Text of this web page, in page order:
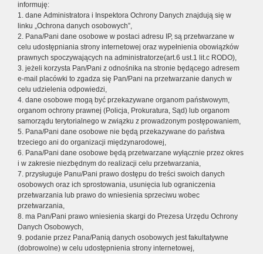
informuję:
1. dane Administratora i Inspektora Ochrony Danych znajdują się w
linku „Ochrona danych osobowych”,
2. Pana/Pani dane osobowe w postaci adresu IP, są przetwarzane w
celu udostępniania strony internetowej oraz wypełnienia obowiązków
prawnych spoczywających na administratorze(art.6 ust.1 lit.c RODO),
3. jeżeli korzysta Pan/Pani z odnośnika na stronie będącego adresem
e-mail placówki to zgadza się Pan/Pani na przetwarzanie danych w
celu udzielenia odpowiedzi,
4. dane osobowe mogą być przekazywane organom państwowym,
organom ochrony prawnej (Policja, Prokuratura, Sąd) lub organom
samorządu terytorialnego w związku z prowadzonym postępowaniem,
5. Pana/Pani dane osobowe nie będą przekazywane do państwa
trzeciego ani do organizacji międzynarodowej,
6. Pana/Pani dane osobowe będą przetwarzane wyłącznie przez okres
i w zakresie niezbędnym do realizacji celu przetwarzania,
7. przysługuje Panu/Pani prawo dostępu do treści swoich danych
osobowych oraz ich sprostowania, usunięcia lub ograniczenia
przetwarzania lub prawo do wniesienia sprzeciwu wobec
przetwarzania,
8. ma Pan/Pani prawo wniesienia skargi do Prezesa Urzędu Ochrony
Danych Osobowych,
9. podanie przez Pana/Panią danych osobowych jest fakultatywne
(dobrowolne) w celu udostępnienia strony internetowej,